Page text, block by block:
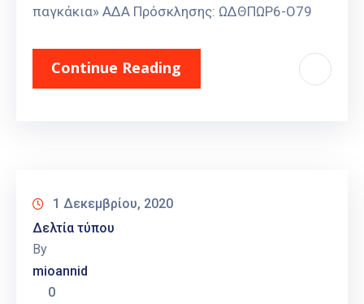
παγκάκια» ΑΔΑ Πρόσκλησης: ΩΔΘΠΩΡ6-Ο79
Continue Reading
1 Δεκεμβρίου, 2020
Δελτία τύπου
By
mioannid
0